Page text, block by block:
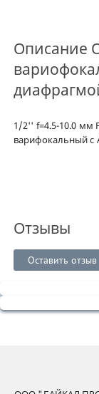
Описание
1/2'' f=4.5-10.0 мм
варифокальный с
Отзывы
Оставить отзыв